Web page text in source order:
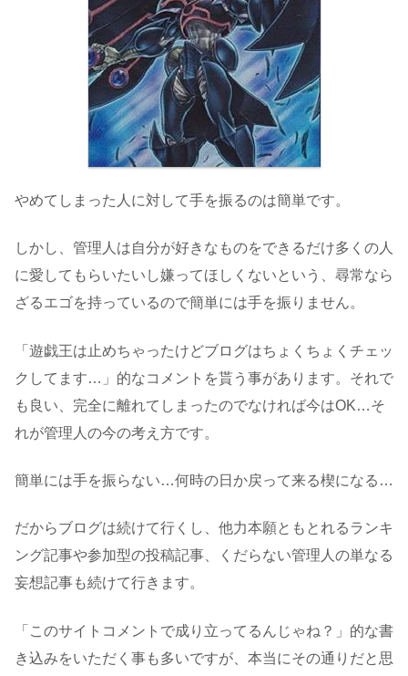
やめてしまった人に対して手を振るのは簡単です。
しかし、管理人は自分が好きなものをできるだけ多くの人
に愛してもらいたいし嫌ってほしくないという、尋常なら
ざるエゴを持っているので簡単には手を振りません。
「遊戯王は止めちゃったけどブログはちょくちょくチェッ
クしてます…」的なコメントを貰う事があります。それで
も良い、完全に離れてしまったのでなければ今はOK…そ
れが管理人の今の考え方です。
簡単には手を振らない…何時の日か戻って来る楔になる…
だからブログは続けて行くし、他力本願ともとれるランキ
ング記事や参加型の投稿記事、くだらない管理人の単なる
妄想記事も続けて行きます。
「このサイトコメントで成り立ってるんじゃね？」的な書
き込みをいただく事も多いですが、本当にその通りだと思